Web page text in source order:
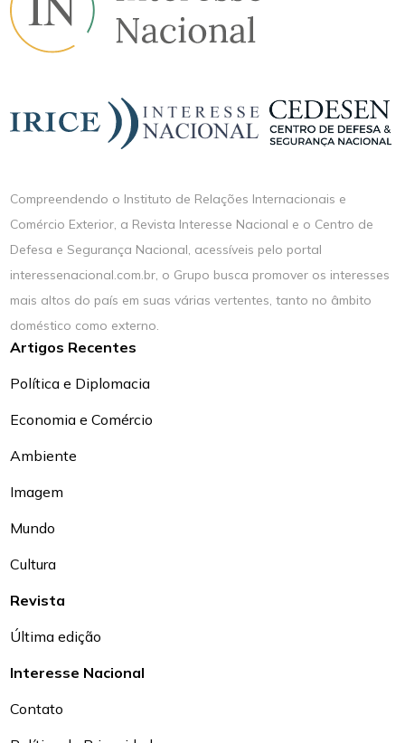
Compreendendo o Instituto de Relações Internacionais e
Comércio Exterior, a Revista Interesse Nacional e o Centro de
Defesa e Segurança Nacional, acessíveis pelo portal
interessenacional.com.br, o Grupo busca promover os interesses
mais altos do país em suas várias vertentes, tanto no âmbito
doméstico como externo.
Artigos Recentes
Política e Diplomacia
Economia e Comércio
Ambiente
Imagem
Mundo
Cultura
Revista
Última edição
Interesse Nacional
Contato